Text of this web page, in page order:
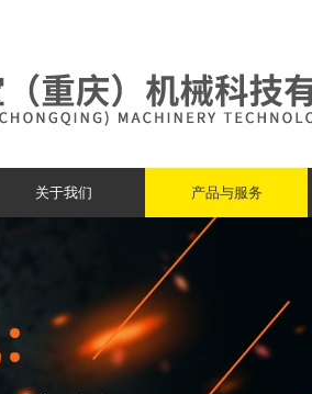
关于我们 产品与服务